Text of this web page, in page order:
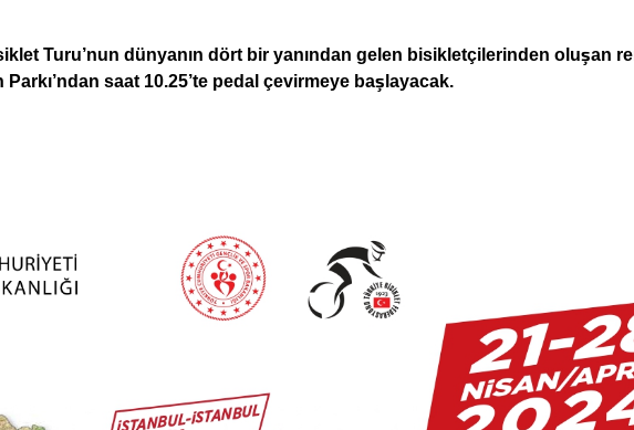
Turu’nun dünyanın dört bir yanından gelen bisikletçilerinden oluşan
saat 10.25’te pedal çevirmeye başlayacak.